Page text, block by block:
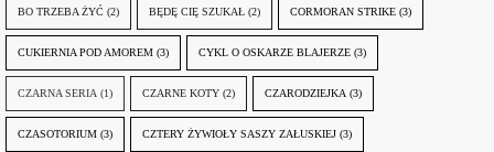
BO TRZEBA ŻYĆ (2) BĘDĘ CIĘ SZUKAŁ (2) CORMORAN STRIKE (3)
CUKIERNIA POD AMOREM (3) CYKL O OSKARZE BLAJERZE (3)
CZARNA SERIA (1) CZARNE KOTY (2) CZARODZIEJKA (3)
CZASOTORIUM (3) CZTERY ŻYWIOŁY SASZY ZAŁUSKIEJ (3)